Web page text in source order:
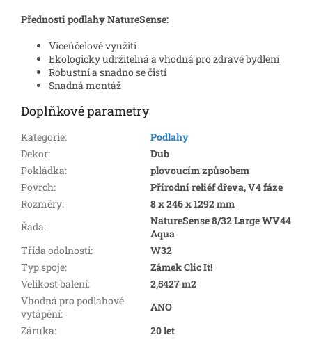
Přednosti podlahy NatureSense:
Víceúčelové využití
Ekologicky udržitelná a vhodná pro zdravé bydlení
Robustní a snadno se čistí
Snadná montáž
Doplňkové parametry
Kategorie:
Podlahy
Dekor:
Dub
Pokládka:
plovoucím způsobem
Povrch:
Přírodní reliéf dřeva, V4 fáze
Rozměry:
8 x 246 x 1292 mm
Řada:
NatureSense 8/32 Large WV44
Aqua
Třída odolnosti:
W32
Typ spoje:
Zámek Clic It!
Velikost balení:
2,5427 m2
Vhodná pro podlahové
vytápění:
ANO
Záruka: 20 let